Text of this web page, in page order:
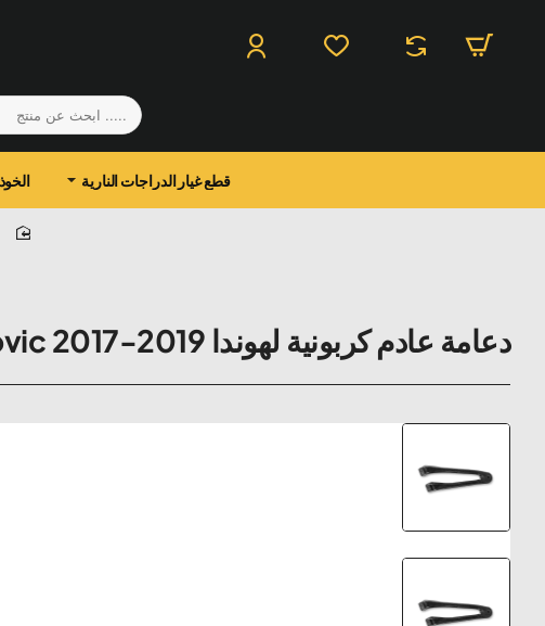
.....
ابحث
عن
منتج
قطع غيار الدراجات النارية الخوذ
دعامة عادم كربونية لهوندا CBR 1000 RR Akrapovic 2017-2019